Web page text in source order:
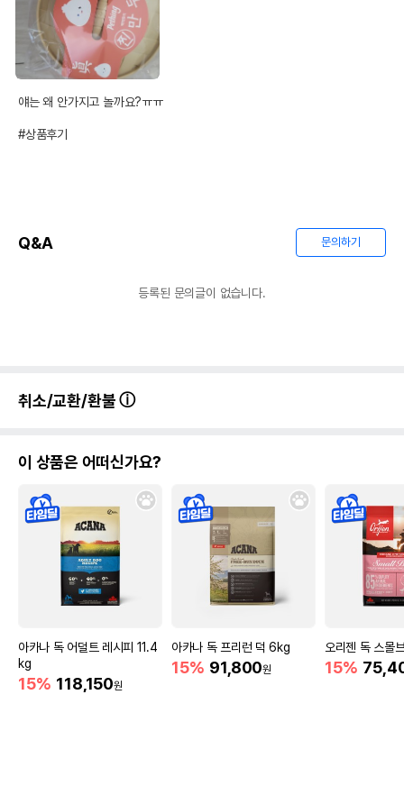
얘는 왜 안가지고 놀까요?ㅠㅠ
#상품후기
Q&A 문의하기
등록된 문의글이 없습니다.
취소/교환/환불
이 상품은 어떠신가요?
아카나 독 어덜트 레시피 11.4
kg
15% 118,150원
아카나 독 프리런 덕 6kg
15% 91,800원
오리젠 독 스몰
15%